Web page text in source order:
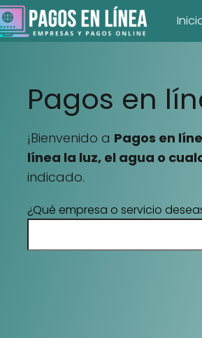
Pagos en
¡Bienvenido a Pagos en
línea la luz, el agua o
indicado.
¿Qué empresa o servicio